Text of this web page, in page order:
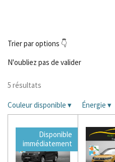
Trier par options 👇
N'oubliez pas de valider
5 résultats
Couleur disponible ▾ Énergie ▾
Disponible
immédiatement